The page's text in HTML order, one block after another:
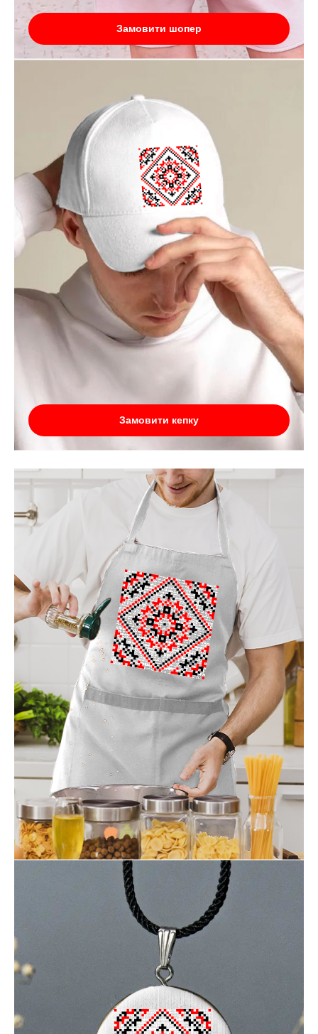
Замовити шопер
Замовити кепку